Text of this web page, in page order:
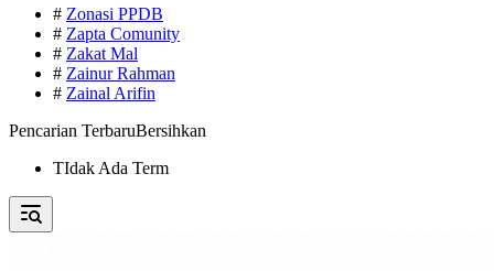
# Zonasi PPDB
# Zapta Comunity
# Zakat Mal
# Zainur Rahman
# Zainal Arifin
Pencarian TerbaruBersihkan
TIdak Ada Term